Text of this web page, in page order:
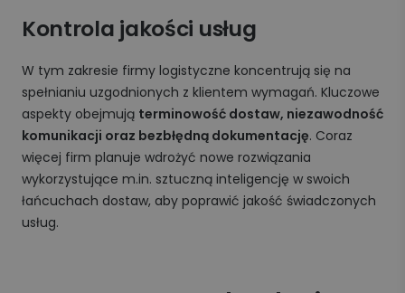
Kontrola jakości usług
W tym zakresie firmy logistyczne koncentrują się na
spełnianiu uzgodnionych z klientem wymagań. Kluczowe
aspekty obejmują terminowość dostaw, niezawodność
komunikacji oraz bezbłędną dokumentację. Coraz
więcej firm planuje wdrożyć nowe rozwiązania
wykorzystujące m.in. sztuczną inteligencję w swoich
łańcuchach dostaw, aby poprawić jakość świadczonych
usług.